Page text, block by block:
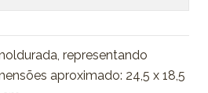
representando
aproximado: 24,5 x 18,5